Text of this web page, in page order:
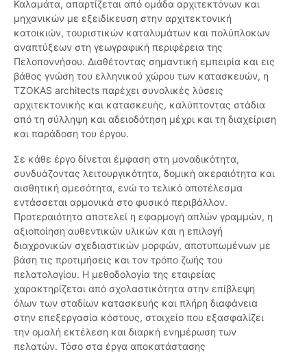
Καλαμάτα, απαρτίζεται από ομάδα αρχιτεκτόνων και
μηχανικών με εξειδίκευση στην αρχιτεκτονική
κατοικιών, τουριστικών καταλυμάτων και πολύπλοκων
αναπτύξεων στη γεωγραφική περιφέρεια της
Πελοποννήσου. Διαθέτοντας σημαντική εμπειρία και εις
βάθος γνώση του ελληνικού χώρου των κατασκευών, η
TZOKAS architects παρέχει συνολικές λύσεις
αρχιτεκτονικής και κατασκευής, καλύπτοντας στάδια
από τη σύλληψη και αδειοδότηση μέχρι και τη διαχείριση
και παράδοση του έργου.
Σε κάθε έργο δίνεται έμφαση στη μοναδικότητα,
συνδυάζοντας λειτουργικότητα, δομική ακεραιότητα και
αισθητική αμεσότητα, ενώ το τελικό αποτέλεσμα
εντάσσεται αρμονικά στο φυσικό περιβάλλον.
Προτεραιότητα αποτελεί η εφαρμογή απλών γραμμών, η
αξιοποίηση αυθεντικών υλικών και η επιλογή
διαχρονικών σχεδιαστικών μορφών, αποτυπωμένων με
βάση τις προτιμήσεις και τον τρόπο ζωής του
πελατολογίου. Η μεθοδολογία της εταιρείας
χαρακτηρίζεται από σχολαστικότητα στην επίβλεψη
όλων των σταδίων κατασκευής και πλήρη διαφάνεια
στην επεξεργασία κόστους, στοιχείο που εξασφαλίζει
την ομαλή εκτέλεση και διαρκή ενημέρωση των
πελατών. Τόσο στα έργα αποκατάστασης